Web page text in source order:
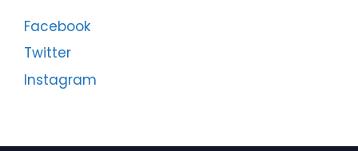
Facebook
Twitter
Instagram